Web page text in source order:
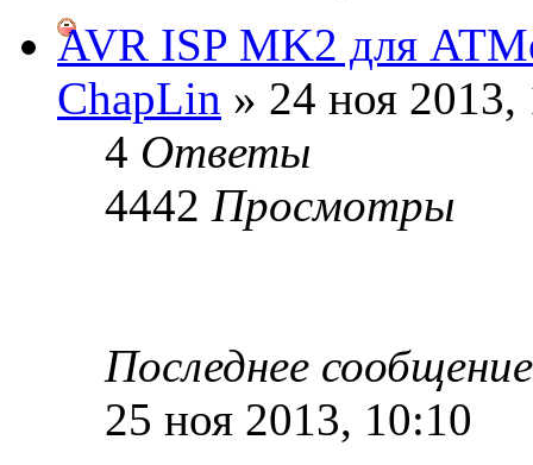
AVR ISP MK2 для
ChapLin » 24 ноя 2013,
4 Ответы
4442 Просмотры
Последнее
25 ноя 2013, 10:10